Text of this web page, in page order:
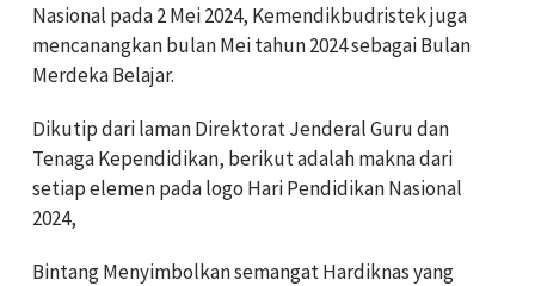
Nasional pada 2 Mei 2024, Kemendikbudristek juga
mencanangkan bulan Mei tahun 2024 sebagai Bulan
Merdeka Belajar.
Dikutip dari laman Direktorat Jenderal Guru dan
Tenaga Kependidikan, berikut adalah makna dari
setiap elemen pada logo Hari Pendidikan Nasional
2024,
Bintang Menyimbolkan semangat Hardiknas yang